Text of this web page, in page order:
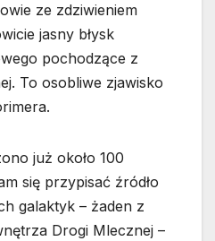
ze zdziwieniem
jasny błysk
pochodzące z
To osobliwe zjawisko
już około 100
się przypisać źródło
galaktyk – żaden z
Drogi Mlecznej –